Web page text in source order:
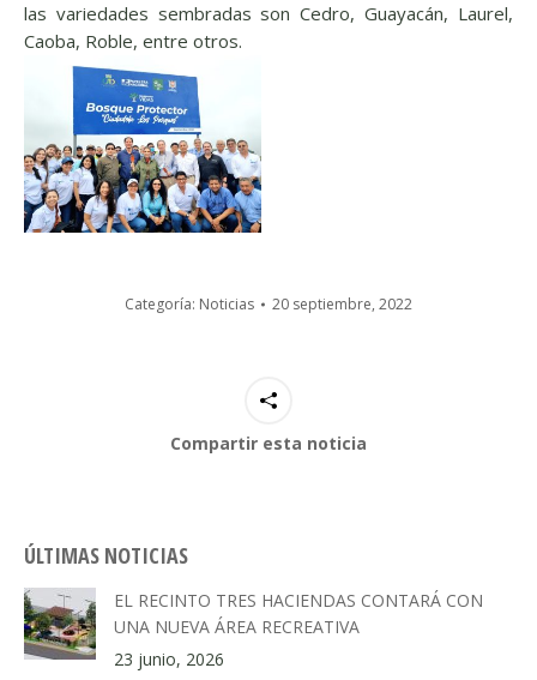
las variedades sembradas son Cedro, Guayacán, Laurel,
Caoba, Roble, entre otros.
Categoría: Noticias 20 septiembre, 2022
Compartir esta noticia
ÚLTIMAS NOTICIAS
EL RECINTO TRES HACIENDAS CONTARÁ CON
UNA NUEVA ÁREA RECREATIVA
23 junio, 2026